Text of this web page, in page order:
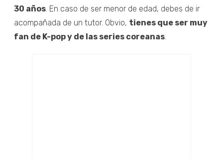
30 años . En caso de ser menor de edad, debes de ir
acompañada de un tutor. Obvio, tienes que ser muy
fan de K-pop y de las series coreanas